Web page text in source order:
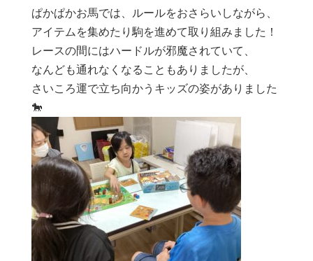
ぱかぱかお馬では、ルールをおさらいしながら、
アイテムを集めたり駒を進めて取り組みました！
レースの間にはハードルが邪魔されていて、
なんども通れなくなることもありましたが、
さいころ運で立ち向かうキッズの姿がありました
🐎